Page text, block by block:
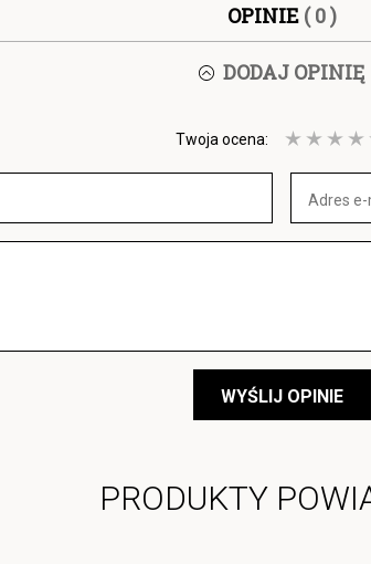
OPINIE ( 0 )
DODAJ OPINIĘ
Twoja ocena:
WYŚLIJ OPINIE
PRODUKTY